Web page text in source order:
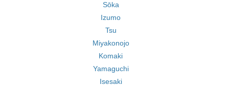
Sōka
Izumo
Tsu
Miyakonojo
Komaki
Yamaguchi
Isesaki